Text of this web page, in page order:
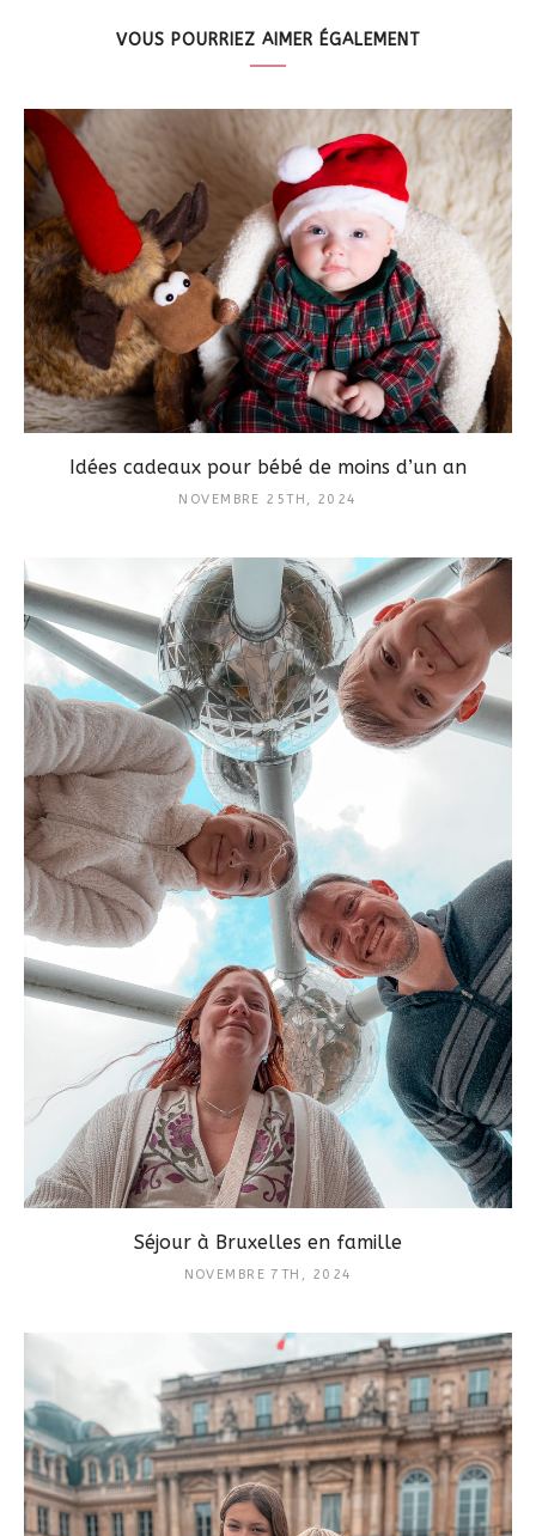
VOUS POURRIEZ AIMER ÉGALEMENT
Idées cadeaux pour bébé de moins d’un an
NOVEMBRE 25TH, 2024
Séjour à Bruxelles en famille
NOVEMBRE 7TH, 2024